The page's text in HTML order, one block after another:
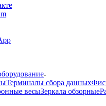
Терминалы сбора данных
весыЗеркала обзорные